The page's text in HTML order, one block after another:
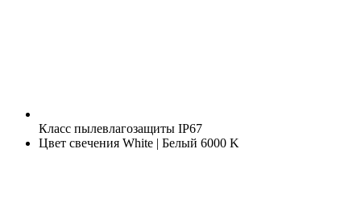
Класс пылевлагозащиты IP67
Цвет свечения White | Белый 6000 K